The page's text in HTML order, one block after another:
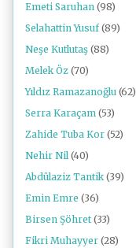
Emeti Saruhan (98)
Selahattin Yusuf (89)
Neşe Kutlutaş (88)
Melek Öz (70)
Yıldız Ramazanoğlu (62)
Serra Karaçam (53)
Zahide Tuba Kor (52)
Nehir Nil (40)
Abdülaziz Tantik (39)
Emin Emre (36)
Birsen Şöhret (33)
Fikri Muhayyer (28)